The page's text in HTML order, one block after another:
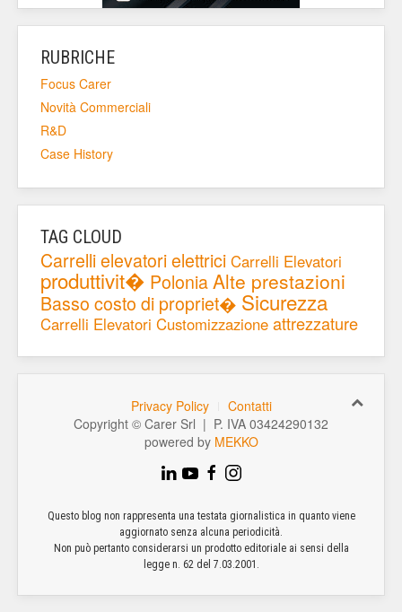
RUBRICHE
Focus Carer
Novità Commerciali
R&D
Case History
TAG CLOUD
Carrelli elevatori elettrici Carrelli Elevatori
produttivit� PoloniaAlte prestazioni
Basso costo di propriet� Sicurezza
Carrelli Elevatori Customizzazione attrezzature
Privacy Policy
Contatti
Copyright © Carer Srl | P. IVA 03424290132
powered by MEKKO
Questo blog non rappresenta una testata giornalistica in quanto viene
aggiornato senza alcuna periodicità.
Non può pertanto considerarsi un prodotto editoriale ai sensi della
legge n. 62 del 7.03.2001.